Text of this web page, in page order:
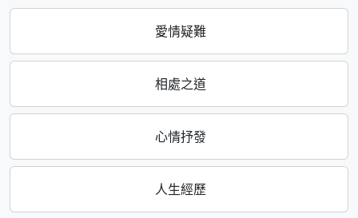
愛情疑難
相處之道
心情抒發
人生經歷